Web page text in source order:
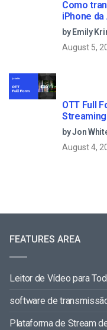
Como
iPhone
by Emily
August 5,
OTT Full
by Jon
August 4,
FEATURES AREA
Leitor de Vídeo para
software de
Plataforma de Stream